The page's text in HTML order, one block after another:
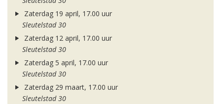
Zaterdag 19 april, 17.00 uur
Sleutelstad 30
Zaterdag 12 april, 17.00 uur
Sleutelstad 30
Zaterdag 5 april, 17.00 uur
Sleutelstad 30
Zaterdag 29 maart, 17.00 uur
Sleutelstad 30